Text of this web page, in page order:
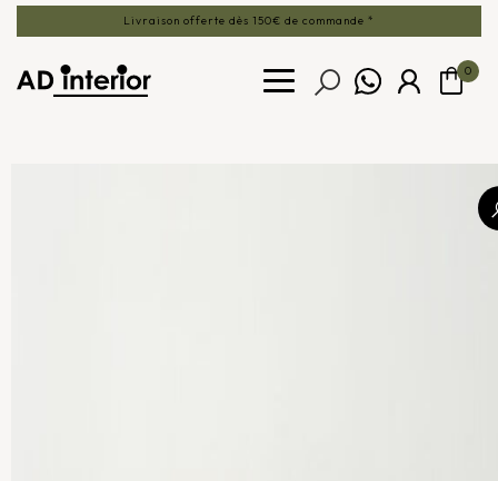
Livraison offerte dès 150€ de commande *
0